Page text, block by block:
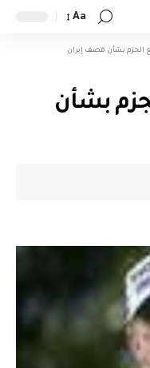
Aa
الجزم بشأن قصف إيران
بشأن